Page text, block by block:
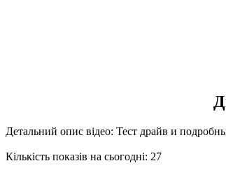
Детальний опис відео: Тест драйв и
Кількість показів на сьогодні: 27